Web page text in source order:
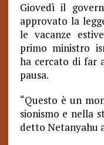
Giovedì il
approvato la
le vacanze
primo ministro
ha cercato di far
pausa.
“Questo è un
sionismo e nella
detto Netanyahu